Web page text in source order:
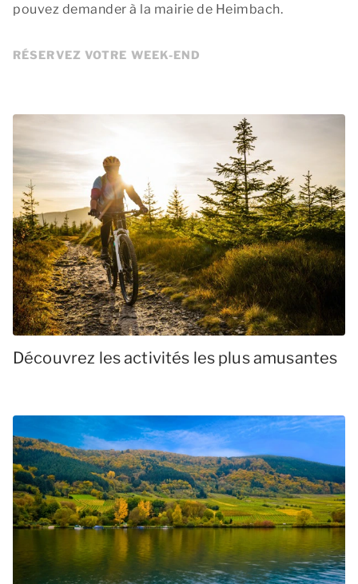
pouvez demander à la mairie de Heimbach.
RÉSERVEZ VOTRE WEEK-END
Découvrez les activités les plus amusantes